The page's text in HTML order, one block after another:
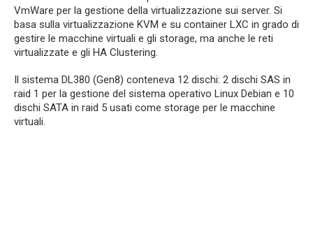
VmWare per la gestione della virtualizzazione sui server. Si
basa sulla virtualizzazione KVM e su container LXC in grado di
gestire le macchine virtuali e gli storage, ma anche le reti
virtualizzate e gli HA Clustering.
Il sistema DL380 (Gen8) conteneva 12 dischi: 2 dischi SAS in
raid 1 per la gestione del sistema operativo Linux Debian e 10
dischi SATA in raid 5 usati come storage per le macchine
virtuali.